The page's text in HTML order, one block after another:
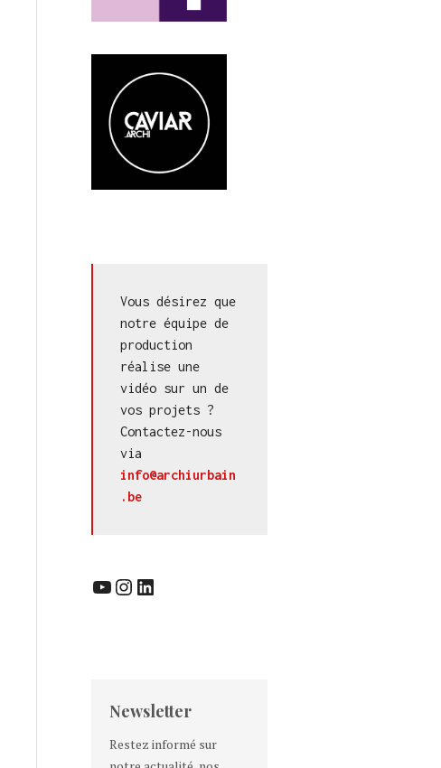
Vous désirez que
notre équipe de
production
réalise une
vidéo sur un de
vos projets ?
Contactez-nous
info@archiurbain
.be
YouTube InstagramLinkedIn
Newsletter
Restez informé sur